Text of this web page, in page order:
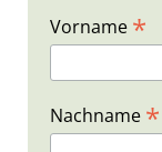
Vorname *
Nachname *